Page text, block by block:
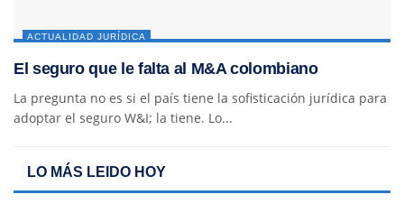
ACTUALIDAD JURÍDICA
El seguro que le falta al M&A colombiano
La pregunta no es si el país tiene la sofisticación jurídica para
adoptar el seguro W&I; la tiene. Lo...
LO MÁS LEIDO HOY